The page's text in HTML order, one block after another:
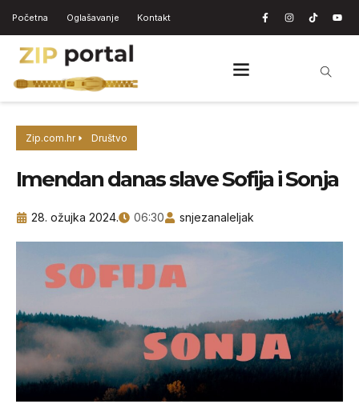
Početna Oglašavanje Kontakt
Zip.com.hr Društvo
Imendan danas slave Sofija i Sonja
28. ožujka 2024. 06:30 snjezanaleljak